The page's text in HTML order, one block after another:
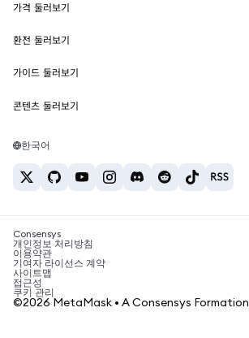
MetaMask Connect
Snaps
웹3 서비스
보안
고객 지원
채용
가격 둘러보기
이더리움 가격
솔라나 가격
테더 가격
환전 둘러보기
ETH를 USD로 환전
USDT를 INR로 환전
BTC를 INR로 환전
ETH를 USDT로 환전
가이드 둘러보기
ETH 매수
USDT 매수
SHIB 매수
BNB 매수
콘텐츠 둘러보기
솔라나 지갑
암호화폐 세금 뉴스
암호화폐 매수 방법
비트코인 매도 방법
한국어
Consensys
개인정보 처리방침
이용약관
기여자 라이선스 계약
사이트맵
접근성
쿠키 관리
©2026 MetaMask • A Consensys Formation